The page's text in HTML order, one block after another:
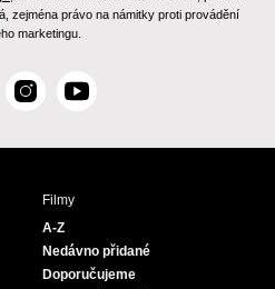
zejména právo na námitky proti provádění
marketingu.
I
s
Y
u
Filmy
A-Z
Nedávno přidané
Doporučujeme